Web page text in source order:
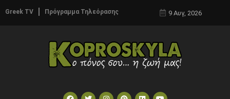
Greek TV Πρόγραμμα Τηλεόρασης 9 Αυγ, 2026